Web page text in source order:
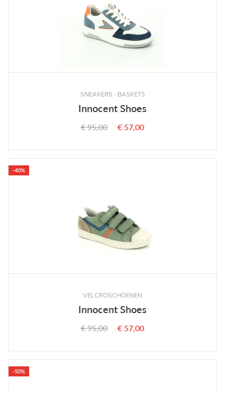
SNEAKERS - BASKETS
Innocent Shoes
€ 95,00 € 57,00
-40%
VELCROSCHOENEN
Innocent Shoes
€ 95,00 € 57,00
-50%